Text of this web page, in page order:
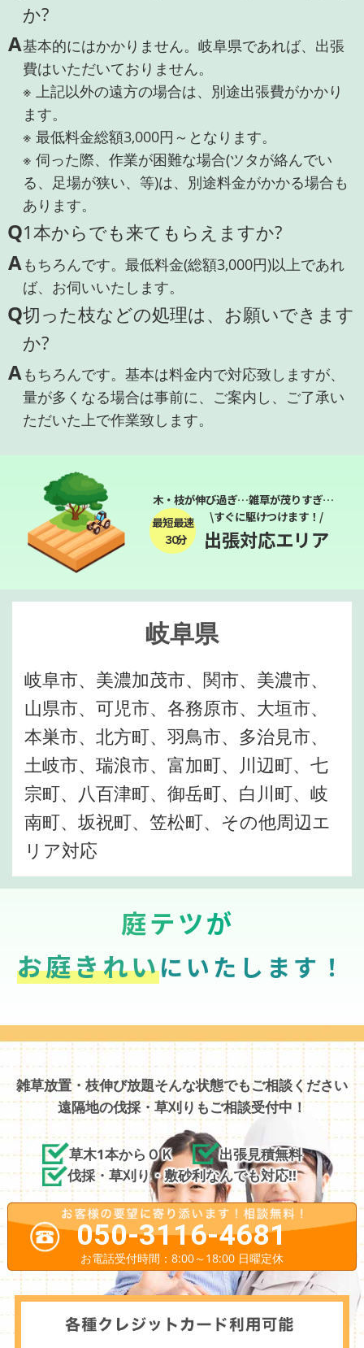
か?
A基本的にはかかりません。岐阜県であれば、出張
費はいただいておりません。
※ 上記以外の遠方の場合は、別途出張費がかかり
ます。
※ 最低料金総額3,000円～となります。
※ 伺った際、作業が困難な場合(ツタが絡んでい
る、足場が狭い、等)は、別途料金がかかる場合も
あります。
Q1本からでも来てもらえますか?
Aもちろんです。最低料金(総額3,000円)以上であれ
ば、お伺いいたします。
Q切った枝などの処理は、お願いできます
か?
Aもちろんです。基本は料金内で対応致しますが、
量が多くなる場合は事前に、ご案内し、ご了承い
ただいた上で作業致します。
木・枝が伸び過ぎ…雑草が茂りすぎ…
最短最速
３０分
\すぐに駆けつけます！/
出張対応エリア
岐阜県
岐阜市、美濃加茂市、関市、美濃市、
山県市、可児市、各務原市、大垣市、
本巣市、北方町、羽鳥市、多治見市、
土岐市、瑞浪市、富加町、川辺町、七
宗町、八百津町、御岳町、白川町、岐
南町、坂祝町、笠松町、その他周辺エ
リア対応
庭テツが
お庭きれいにいたします！
雑草放置・枝伸び放題そんな状態でもご相談ください
遠隔地の伐採・草刈りもご相談受付中！
草木1本からＯＫ
出張見積無料
伐採・草刈り・敷砂利なんでも対応!!
050-3116-4681
お電話受付時間：8:00～18:00 日曜定休